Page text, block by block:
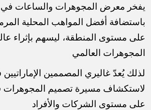
يفخر معرض المجوهرات والساعات في
باستضافة أفضل المواهب المحلية
على مستوى المنطقة، ليسهم بإثراء
المجوهرات العالمي
لذلك يُعدّ غاليري المصممين الإماراتيين
لاستكشاف مسيرة تصميم المجوهرات
على مستوى الشركات والأفراد